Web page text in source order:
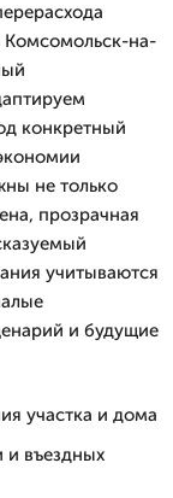
на-
конкретный
не только
прозрачная
учитываются
и будущие
участка и дома
и въездных